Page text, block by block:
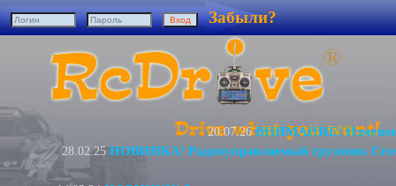
Забыли?
20.07.26 ВНИМАНИЕ!
28.02.25 НОВИНКА! Радиоуправляемый грузовик